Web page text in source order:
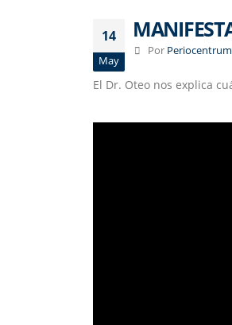
14
May
Por Periocentrum
El Dr. Oteo nos explica